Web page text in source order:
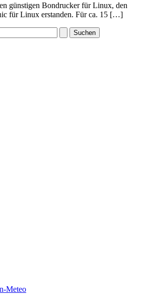
günstigen Bondrucker für Linux, den
für Linux erstanden. Für ca. 15 […]
Meteo